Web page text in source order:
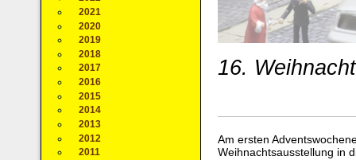
16.
Am ersten
Weihnachtsausstellung in
2021
2020
2019
2018
2017
2016
2015
2014
2013
2012
2011